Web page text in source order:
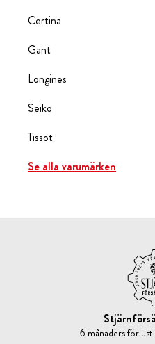
Certina
Gant
Longines
Seiko
Tissot
Se alla varumärken
6 månaders